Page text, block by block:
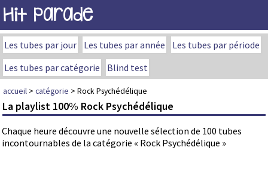
Hit Parade
Les tubes par jour Les tubes par année
Les tubes par période
Les tubes par catégorie
Blind test
accueil > catégorie > Rock Psychédélique
La playlist 100% Rock Psychédélique
Chaque heure découvre une nouvelle sélection de 100 tubes
incontournables de la catégorie « Rock Psychédélique »